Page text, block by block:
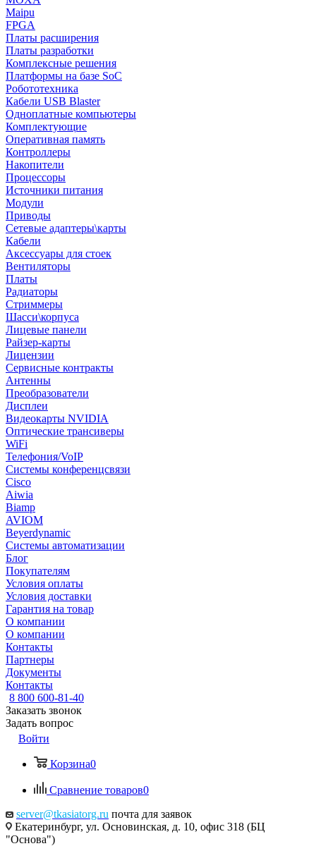
Maipu
FPGA
Платы расширения
Платы разработки
Комплексные решения
Платформы на базе SoC
Робототехника
Кабели USB Blaster
Одноплатные компьютеры
Комплектующие
Оперативная память
Контроллеры
Накопители
Процессоры
Источники питания
Модули
Приводы
Сетевые адаптеры\карты
Кабели
Аксессуары для стоек
Вентиляторы
Платы
Радиаторы
Стриммеры
Шасси\корпуса
Лицевые панели
Райзер-карты
Лицензии
Сервисные контракты
Антенны
Преобразователи
Дисплеи
Видеокарты NVIDIA
Оптические трансиверы
WiFi
Телефония/VoIP
Системы конференцсвязи
Cisco
Aiwia
Biamp
AVIOM
Beyerdynamic
Системы автоматизации
Блог
Покупателям
Условия оплаты
Условия доставки
Гарантия на товар
О компании
О компании
Контакты
Партнеры
Документы
Контакты
8 800 600-81-40
Заказать звонок
Задать вопрос
Войти
Корзина0
Сравнение товаров0
server@tkasiatorg.ru почта для заявок
Екатеринбург, ул. Основинская, д. 10, офис 318 (БЦ
"Основа")